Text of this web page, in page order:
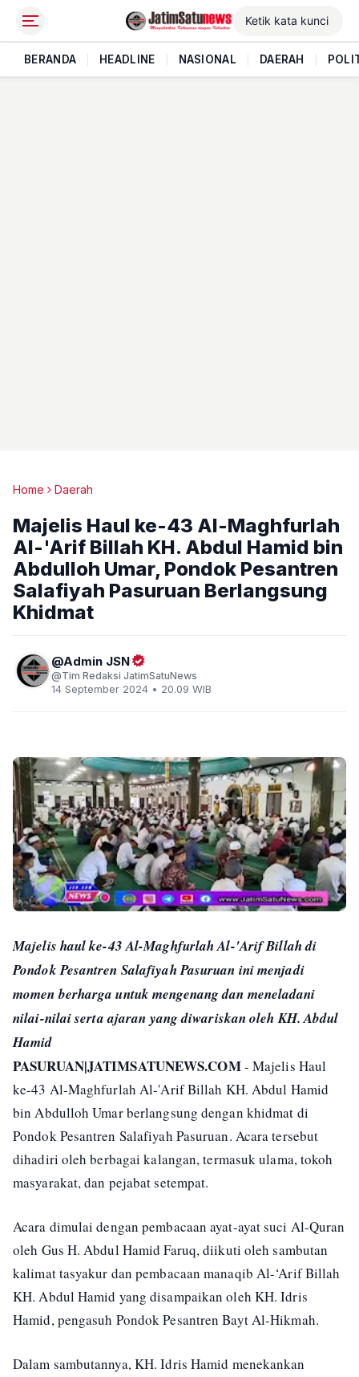
BERANDA HEADLINE NASIONAL DAERAH
Home Daerah
Majelis Haul ke-43 Al-Maghfurlah
Al-'Arif Billah KH. Abdul Hamid bin
Abdulloh Umar, Pondok Pesantren
Salafiyah Pasuruan Berlangsung
Khidmat
Admin JSN
Tim Redaksi JatimSatuNews
14 September 2024 • 20.09 WIB
Majelis haul ke-43 Al-Maghfurlah Al-'Arif Billah di
Pondok Pesantren Salafiyah Pasuruan ini menjadi
momen berharga untuk mengenang dan meneladani
nilai-nilai serta ajaran yang diwariskan oleh KH. Abdul
Hamid
PASURUAN|JATIMSATUNEWS.COM- Majelis Haul
ke-43 Al-Maghfurlah Al-'Arif Billah KH. Abdul Hamid
bin Abdulloh Umar berlangsung dengan khidmat di
Pondok Pesantren Salafiyah Pasuruan. Acara tersebut
dihadiri oleh berbagai kalangan, termasuk ulama, tokoh
masyarakat, dan pejabat setempat.
Acara dimulai dengan pembacaan ayat-ayat suci Al-Quran
oleh Gus H. Abdul Hamid Faruq, diikuti oleh sambutan
kalimat tasyakur dan pembacaan manaqib Al-‘Arif Billah
KH. Abdul Hamid yang disampaikan oleh KH. Idris
Hamid, pengasuh Pondok Pesantren Bayt Al-Hikmah.
Dalam sambutannya, KH. Idris Hamid menekankan